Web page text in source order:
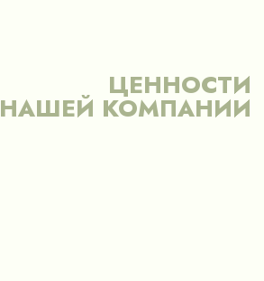
ЦЕННОСТИ
НАШЕЙ КОМПАНИИ